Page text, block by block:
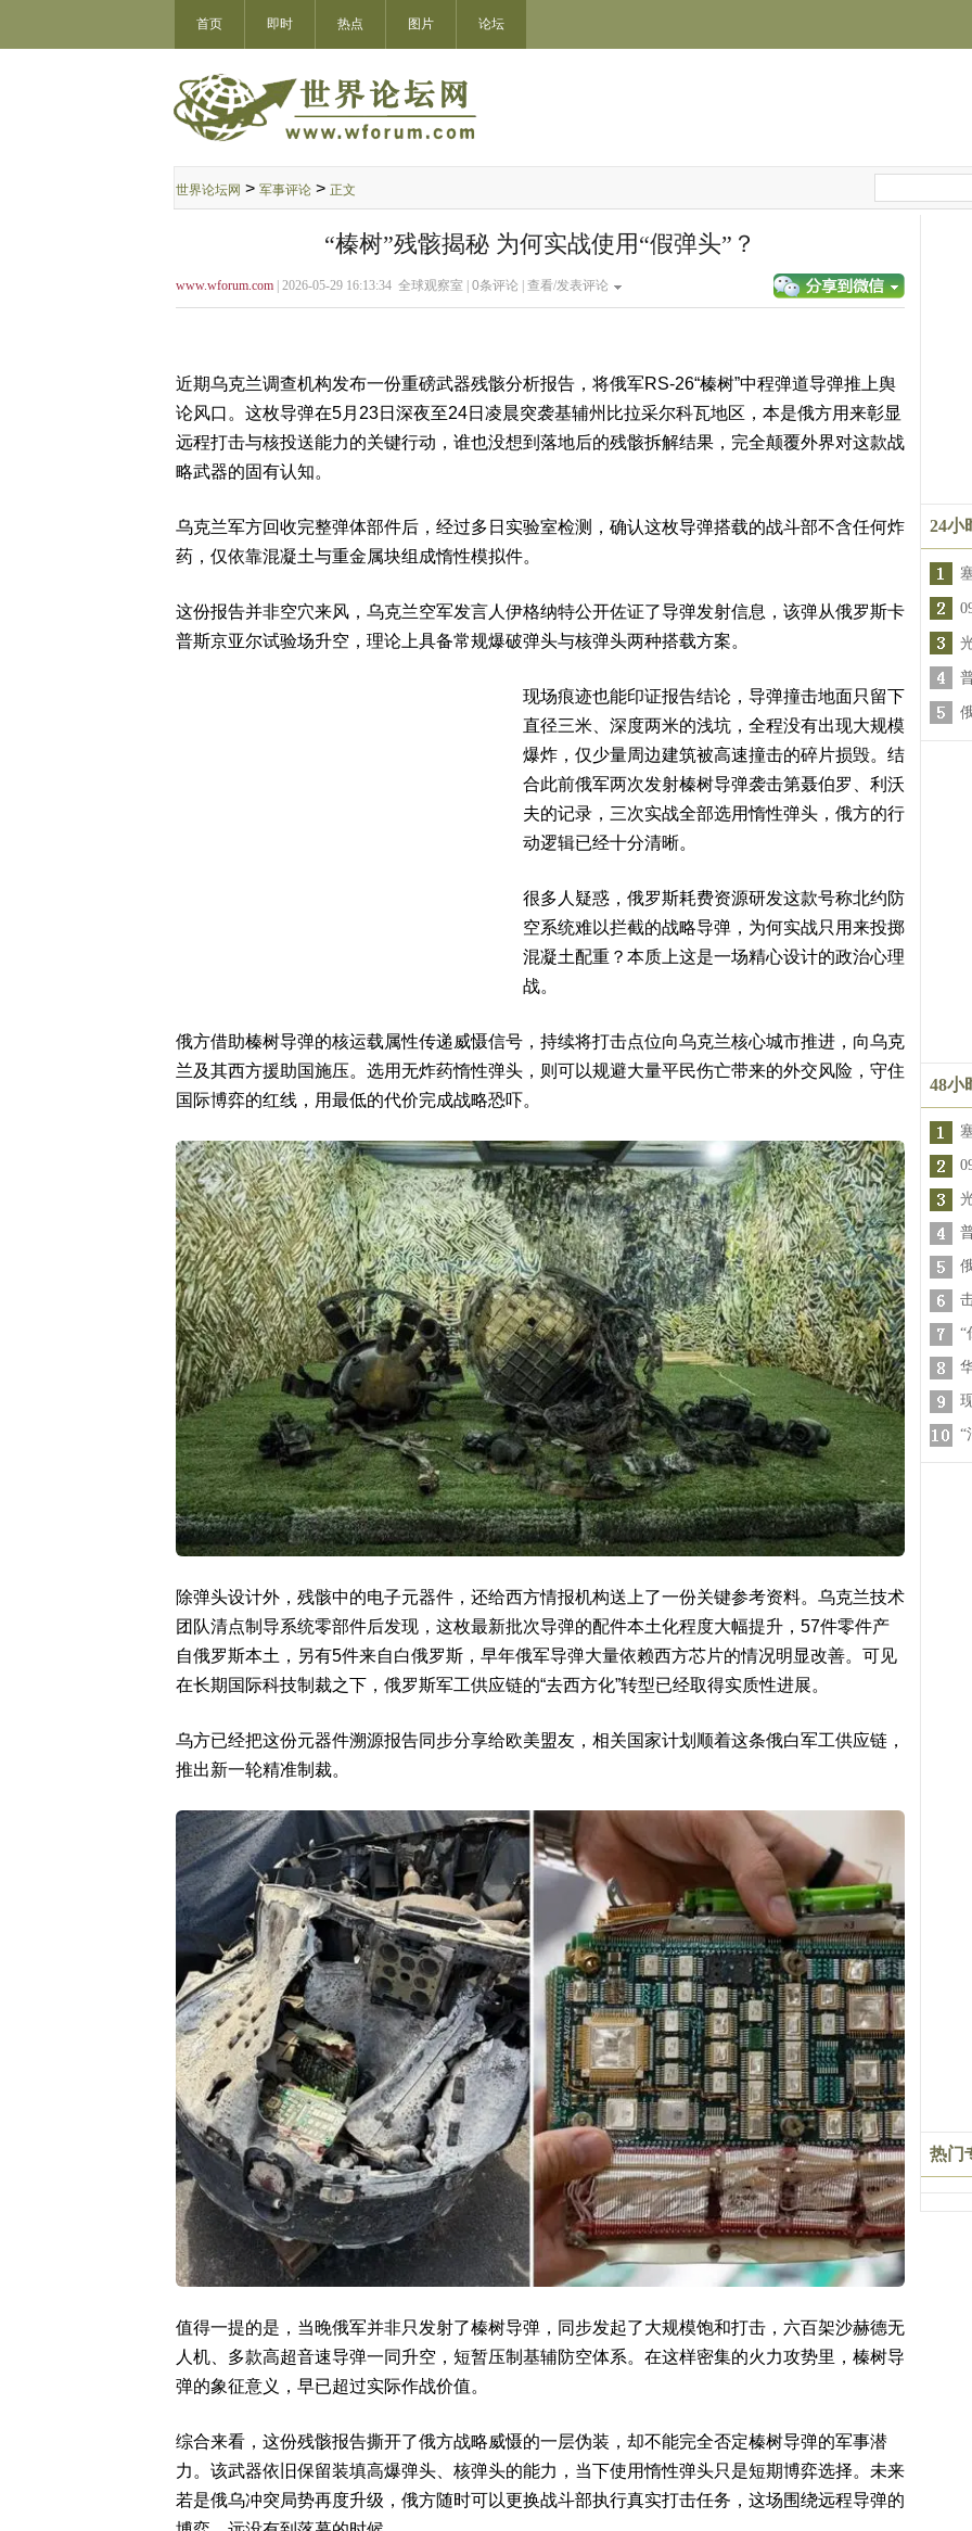
首页 即时 热点 图片 论坛
世界论坛网 > 军事评论 > 正文
“榛树”残骸揭秘 为何实战使用“假弹头”？
www.wforum.com | 2026-05-29 16:13:34 全球观察室 | 0条评论 | 查看/发表评论
近期乌克兰调查机构发布一份重磅武器残骸分析报告，将俄军RS-26“榛树”中程弹道导弹推上舆
论风口。这枚导弹在5月23日深夜至24日凌晨突袭基辅州比拉采尔科瓦地区，本是俄方用来彰显
远程打击与核投送能力的关键行动，谁也没想到落地后的残骸拆解结果，完全颠覆外界对这款战
略武器的固有认知。
乌克兰军方回收完整弹体部件后，经过多日实验室检测，确认这枚导弹搭载的战斗部不含任何炸
药，仅依靠混凝土与重金属块组成惰性模拟件。
这份报告并非空穴来风，乌克兰空军发言人伊格纳特公开佐证了导弹发射信息，该弹从俄罗斯卡
普斯京亚尔试验场升空，理论上具备常规爆破弹头与核弹头两种搭载方案。
现场痕迹也能印证报告结论，导弹撞击地面只留下
直径三米、深度两米的浅坑，全程没有出现大规模
爆炸，仅少量周边建筑被高速撞击的碎片损毁。结
合此前俄军两次发射榛树导弹袭击第聂伯罗、利沃
夫的记录，三次实战全部选用惰性弹头，俄方的行
动逻辑已经十分清晰。
很多人疑惑，俄罗斯耗费资源研发这款号称北约防
空系统难以拦截的战略导弹，为何实战只用来投掷
混凝土配重？本质上这是一场精心设计的政治心理
战。
俄方借助榛树导弹的核运载属性传递威慑信号，持续将打击点位向乌克兰核心城市推进，向乌克
兰及其西方援助国施压。选用无炸药惰性弹头，则可以规避大量平民伤亡带来的外交风险，守住
国际博弈的红线，用最低的代价完成战略恐吓。
除弹头设计外，残骸中的电子元器件，还给西方情报机构送上了一份关键参考资料。乌克兰技术
团队清点制导系统零部件后发现，这枚最新批次导弹的配件本土化程度大幅提升，57件零件产
自俄罗斯本土，另有5件来自白俄罗斯，早年俄军导弹大量依赖西方芯片的情况明显改善。可见
在长期国际科技制裁之下，俄罗斯军工供应链的“去西方化”转型已经取得实质性进展。
乌方已经把这份元器件溯源报告同步分享给欧美盟友，相关国家计划顺着这条俄白军工供应链，
推出新一轮精准制裁。
值得一提的是，当晚俄军并非只发射了榛树导弹，同步发起了大规模饱和打击，六百架沙赫德无
人机、多款高超音速导弹一同升空，短暂压制基辅防空体系。在这样密集的火力攻势里，榛树导
弹的象征意义，早已超过实际作战价值。
综合来看，这份残骸报告撕开了俄方战略威慑的一层伪装，却不能完全否定榛树导弹的军事潜
力。该武器依旧保留装填高爆弹头、核弹头的能力，当下使用惰性弹头只是短期博弈选择。未来
若是俄乌冲突局势再度升级，俄方随时可以更换战斗部执行真实打击任务，这场围绕远程导弹的
24小
48小
“
“
热门